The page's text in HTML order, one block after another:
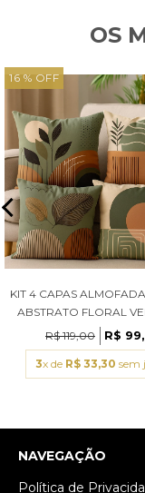
OS
16 % OFF
KIT 4 CAPAS
ABSTRATO FLORAL
(COM
R$ 119,00 R$
3x de R$ 33,30 sem
NAVEGAÇÃO
Política de